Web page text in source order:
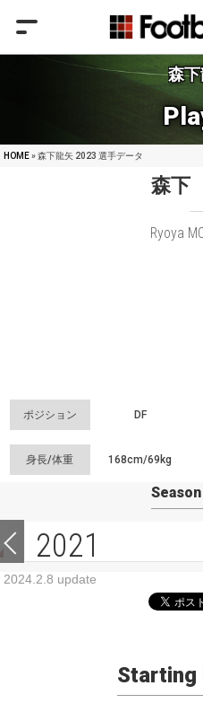
森
HOME» 森下龍矢 2023 選手データ
森下
Ryoya
ポジション DF
身長/体重 168cm/69kg
2021
2024.2.8 update
Starting